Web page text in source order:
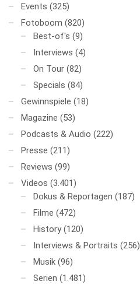
Events (325)
Fotoboom (820)
Best-of's (9)
Interviews (4)
On Tour (82)
Specials (84)
Gewinnspiele (18)
Magazine (53)
Podcasts & Audio (222)
Presse (211)
Reviews (99)
Videos (3.401)
Dokus & Reportagen (187)
Filme (472)
History (120)
Interviews & Portraits (256)
Musik (96)
Serien (1.481)